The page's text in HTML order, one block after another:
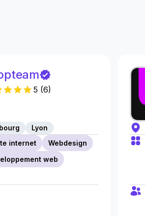
5 (6)
Lyon
internet
Webdesign
web